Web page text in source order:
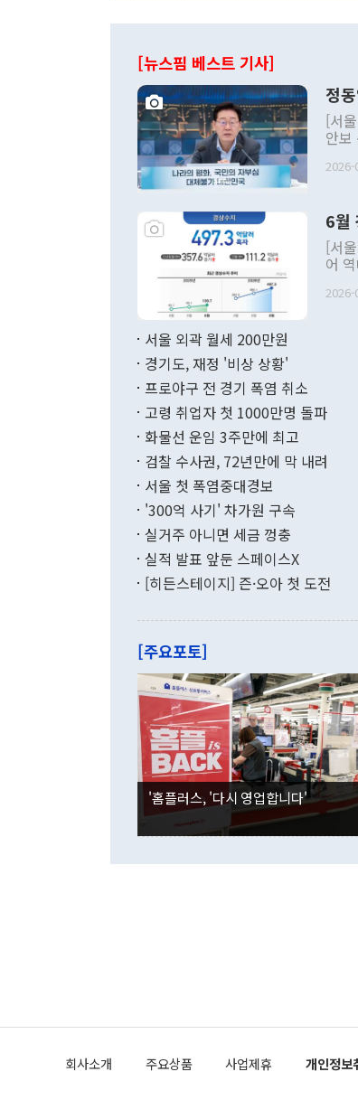
[뉴스핌 베스트 기사]
정
[서
안보
발언
주의
관의
관
관의
다. [정동영 통일부 장관이 지난달 23일 오후 서울 종로구 정부서울청사에
무너
함께
"우
관
이 9
며 "
은 "
잘랐
않
사합
권이
뒤 "
부의
를
련
하고
이나
공하
6월
[서
어
료=한국은행] 한국은행
며
수출
기록
로
는
였던
인의
각각
국인
감소
경신
분기
다.
다.
서울 외곽 월세 200만원
경기도, 재정 '비상 상황'
프로야구 전 경기 폭염 취소
고령 취업자 첫 1000만명 돌파
화물선 운임 3주만에 최고
검찰 수사권, 72년만에 막 내려
서울 첫 폭염중대경보
'300억 사기' 차가원 구속
실거주 아니면 세금 껑충
실적 발표 앞둔 스페이스X
[히든스테이지] 즌·오아 첫 도전
[주요포토]
'홈플러스, '다시 영업합니다'
회사소개 주요상품 사업제휴 개인정보